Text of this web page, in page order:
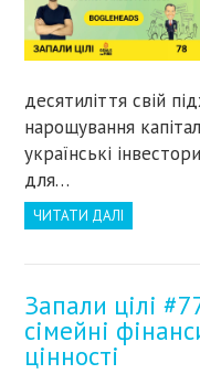
десятиліття свій
нарощування
українські
для…
ЧИТАТИ ДАЛІ
Запали цілі
сімейні
цінності